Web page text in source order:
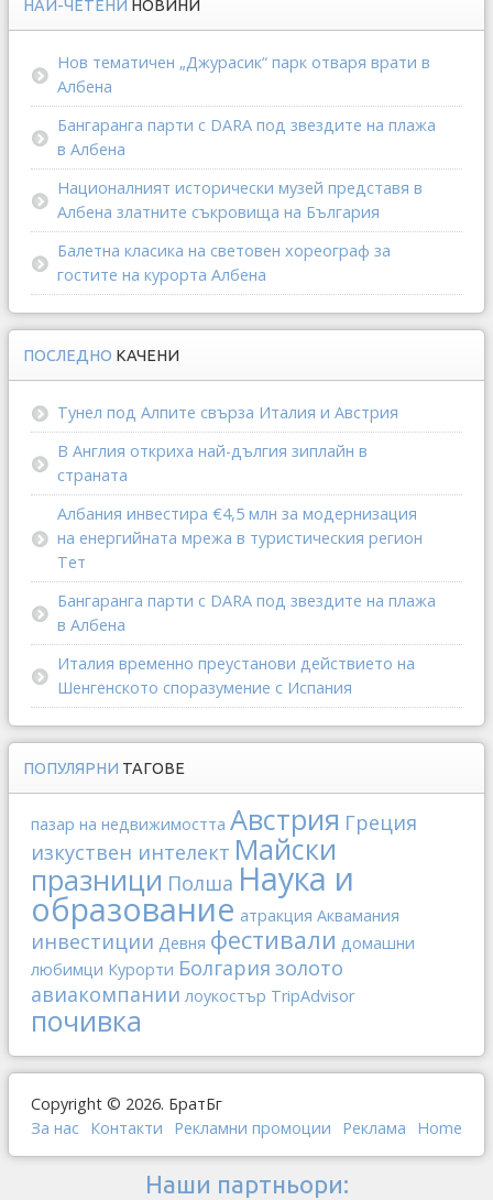
НАЙ-ЧЕТЕНИ НОВИНИ
Нов тематичен „Джурасик“ парк отваря врати в
Албена
Бангаранга парти с DARA под звездите на плажа
в Албена
Националният исторически музей представя в
Албена златните съкровища на България
Балетна класика на световен хореограф за
гостите на курорта Албена
ПОСЛЕДНО КАЧЕНИ
Тунел под Алпите свърза Италия и Австрия
В Англия откриха най-дългия зиплайн в
страната
Албания инвестира €4,5 млн за модернизация
на енергийната мрежа в туристическия регион
Тет
Бангаранга парти с DARA под звездите на плажа
в Албена
Италия временно преустанови действието на
Шенгенското споразумение с Испания
ПОПУЛЯРНИ ТАГОВЕ
пазар на недвижимостта Австрия Греция
изкуствен интелект Майски
празници Полша Наука и
образование атракция Аквамания
инвестиции Девня фестивали домашни
любимци Курорти Болгария золото
авиакомпании лоукостър TripAdvisor
почивка
Copyright © 2026. БратБг
За нас Контакти Рекламни промоции Реклама Home
Наши партньори: